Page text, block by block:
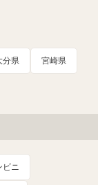
分県 宮崎県
ビニ